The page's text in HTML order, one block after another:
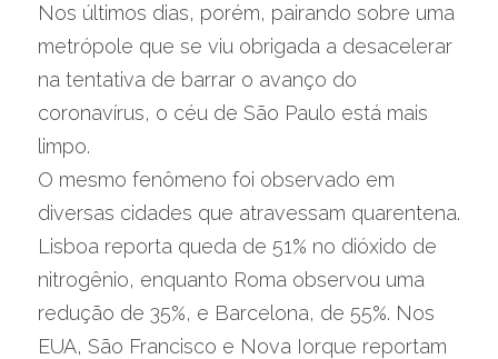
Nos últimos dias, porém, pairando sobre uma
metrópole que se viu obrigada a desacelerar
na tentativa de barrar o avanço do
coronavírus, o céu de São Paulo está mais
limpo.
O mesmo fenômeno foi observado em
diversas cidades que atravessam quarentena.
Lisboa reporta queda de 51% no dióxido de
nitrogênio, enquanto Roma observou uma
redução de 35%, e Barcelona, de 55%. Nos
EUA, São Francisco e Nova Iorque reportam